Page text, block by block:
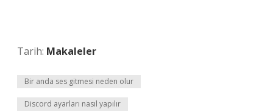
Tarih: Makaleler
Bir anda ses gitmesi neden olur
Discord ayarları nasıl yapılır